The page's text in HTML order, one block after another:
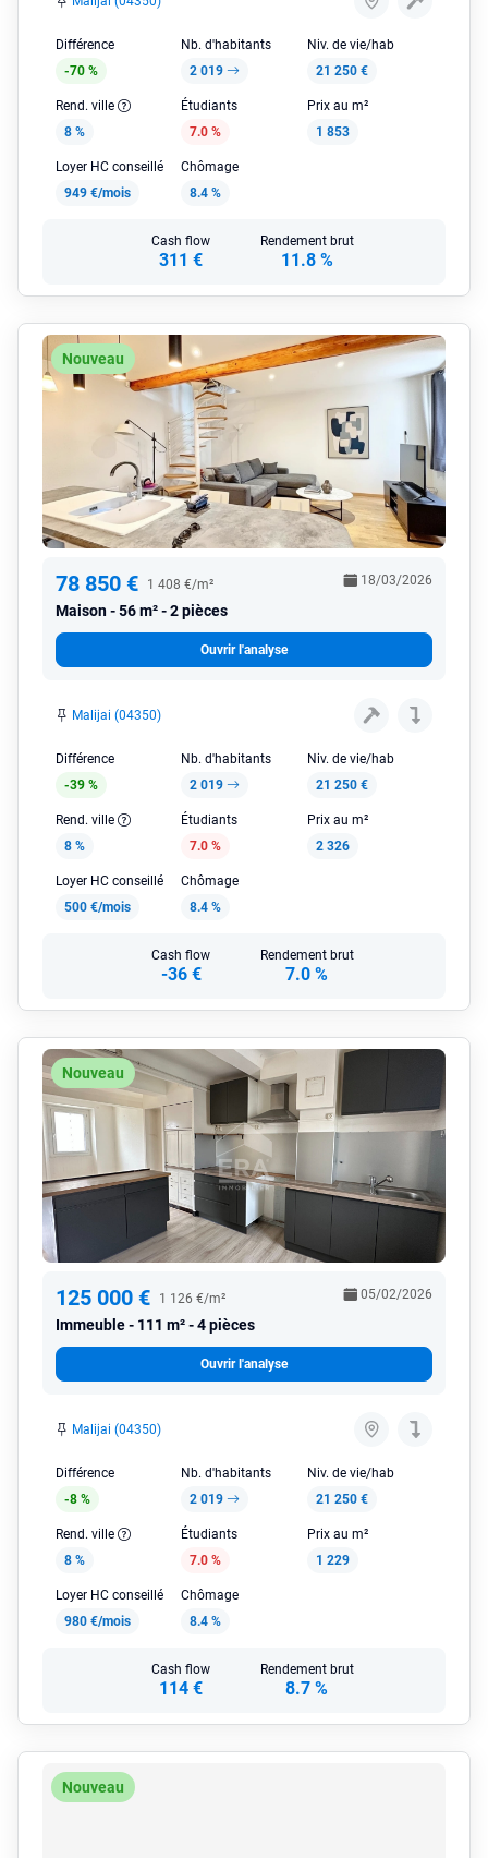
Différence
-70 %
Nb. d'habitants
2 019
Niv. de vie/hab
21 250 €
Rend. ville
8 %
Étudiants
7.0 %
Prix au m²
1 853
Loyer HC conseillé
949 €/mois
Chômage
8.4 %
Cash flow
311 €
Rendement brut
11.8 %
Nouveau
78 850 € 1 408 €/m²
Maison 56 m² - 2 pièces
18/03/2026
Ouvrir l'analyse
Malijai (04350)
Différence
-39 %
Nb. d'habitants
2 019
Niv. de vie/hab
21 250 €
Rend. ville
8 %
Étudiants
7.0 %
Prix au m²
2 326
Loyer HC conseillé
500 €/mois
Chômage
8.4 %
Cash flow
-36 €
Rendement brut
7.0 %
Nouveau
125 000 € 1 126 €/m²
Immeuble 111 m² - 4 pièces
05/02/2026
Ouvrir l'analyse
Malijai (04350)
Différence
-8 %
Nb. d'habitants
2 019
Niv. de vie/hab
21 250 €
Rend. ville
8 %
Étudiants
7.0 %
Prix au m²
1 229
Loyer HC conseillé
980 €/mois
Chômage
8.4 %
Cash flow
114 €
Rendement brut
8.7 %
Nouveau